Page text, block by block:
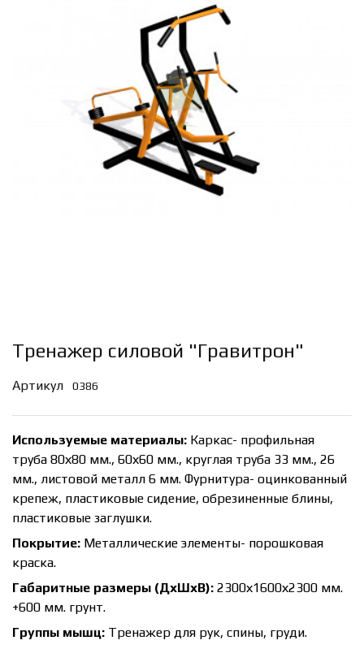
Тренажер силовой "Гравитрон"
Артикул 0386
Используемые материалы: Каркас- профильная
труба 80х80 мм., 60х60 мм., круглая труба 33 мм., 26
мм., листовой металл 6 мм. Фурнитура- оцинкованный
крепеж, пластиковые сидение, обрезиненные блины,
пластиковые заглушки.
Покрытие: Металлические элементы- порошковая
краска.
Габаритные размеры (ДхШхВ): 2300х1600х2300 мм.
+600 мм. грунт.
Группы мышц: Тренажер для рук, спины, груди.